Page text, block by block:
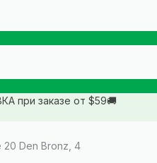
при заказе от $59🚚
20 Den Bronz, 4